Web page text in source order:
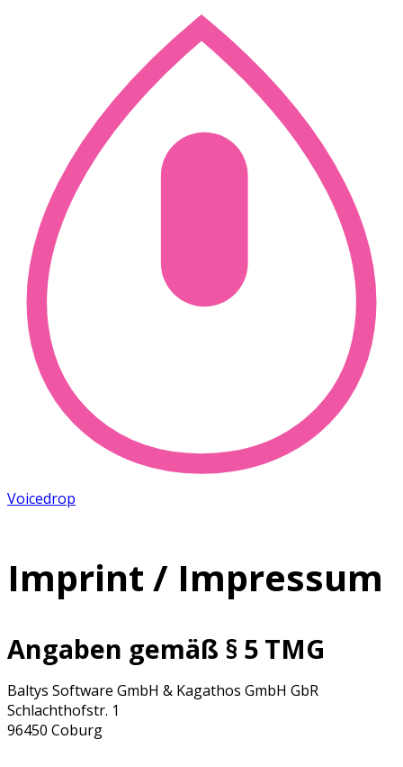
Voicedrop
Imprint / Impressum
Angaben gemäß § 5 TMG
Baltys Software GmbH & Kagathos GmbH GbR
Schlachthofstr. 1
96450 Coburg